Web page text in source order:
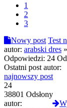
1
2
3
Nowy post Test
autor: arabski dres »
Odpowiedzi: 24
Ostatni post autor:
najnowszy post
24
38801 Odsłony
autor: